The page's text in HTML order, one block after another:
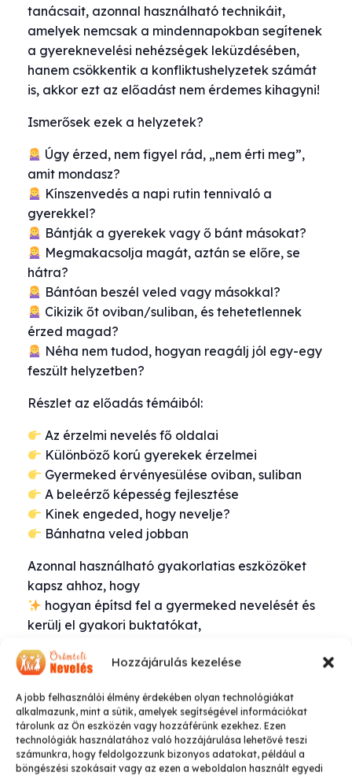
Hozzájárulás kezelése
A jobb felhasználói élmény érdekében olyan technológiákat
alkalmazunk, mint a sütik, amelyek segítségével információkat
tárolunk az Ön eszközén vagy hozzáférünk ezekhez. Ezen
technológiák használatához való hozzájárulása lehetővé teszi
számunkra, hogy feldolgozzunk bizonyos adatokat, például a
böngészési szokásait vagy az ezen a weboldalon használt egyedi
tanácsait, azonnal használható technikáit,
amelyek nemcsak a mindennapokban segítenek
a gyereknevelési nehézségek leküzdésében,
hanem csökkentik a konfliktushelyzetek számát
is, akkor ezt az előadást nem érdemes kihagyni!
Ismerősek ezek a helyzetek?
Úgy érzed, nem figyel rád, „nem érti meg”,
amit mondasz?
Kínszenvedés a napi rutin tennivaló a
gyerekkel?
Bántják a gyerekek vagy ő bánt másokat?
Megmakacsolja magát, aztán se előre, se
hátra?
Bántóan beszél veled vagy másokkal?
Cikizik őt oviban/suliban, és tehetetlennek
érzed magad?
Néha nem tudod, hogyan reagálj jól egy-egy
feszült helyzetben?
Részlet az előadás témáiból:
Az érzelmi nevelés fő oldalai
Különböző korú gyerekek érzelmei
Gyermeked érvényesülése oviban, suliban
A beleérző képesség fejlesztése
Kinek engeded, hogy nevelje?
Bánhatna veled jobban
Azonnal használható gyakorlatias eszközöket
kapsz ahhoz, hogy
hogyan építsd fel a gyermeked nevelését és
kerülj el gyakori buktatókat,
a gyermeked jobban értse a saját és mások
hatékonyabban kezeld a nehéz helyzeteket,
és támogasd őt abban, hogy
magabiztosabban boldoguljon a
mindennapokban – otthon és gyermek-